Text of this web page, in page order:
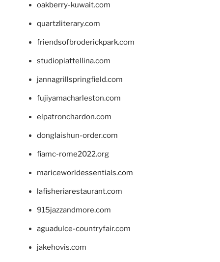
oakberry-kuwait.com
quartzliterary.com
friendsofbroderickpark.com
studiopiattellina.com
jannagrillspringfield.com
fujiyamacharleston.com
elpatronchardon.com
donglaishun-order.com
fiamc-rome2022.org
mariceworldessentials.com
lafisheriarestaurant.com
915jazzandmore.com
aguadulce-countryfair.com
jakehovis.com